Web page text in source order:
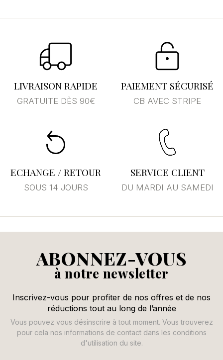
LIVRAISON RAPIDE
GRATUITE DÈS 90€
PAIEMENT SÉCURISÉ
CB AVEC STRIPE
ECHANGE / RETOUR
SOUS 14 JOURS
SERVICE CLIENT
DU MARDI AU SAMEDI
ABONNEZ-VOUS
à notre newsletter
Inscrivez-vous pour profiter de nos offres et de nos
réductions tout au long de l’année
Vous pouvez vous désinscrire à tout moment. Vous trouverez
pour cela nos informations de contact dans les conditions
d'utilisation du site.